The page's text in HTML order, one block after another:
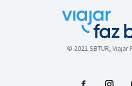
© 2021 SBTUR, Viajar